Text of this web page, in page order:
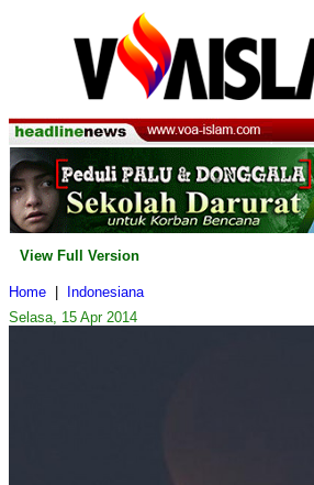
View Full Version
Home
Indonesiana
Selasa, 15 Apr 2014